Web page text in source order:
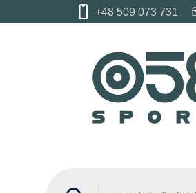
+48 509 073 731